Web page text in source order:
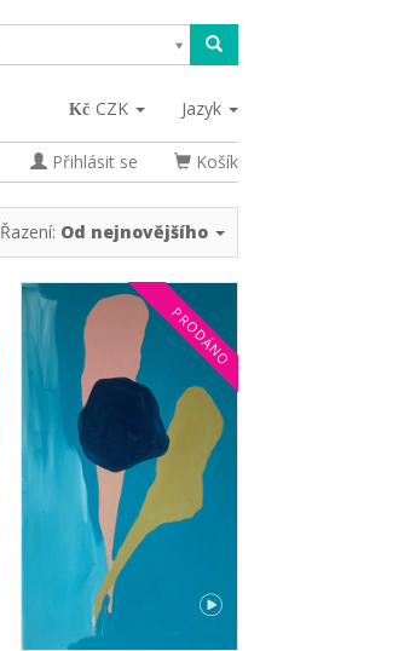
CZK Jazyk
Přihlásit se Košík
Řazení: Od nejnovějšího
PRODÁNO